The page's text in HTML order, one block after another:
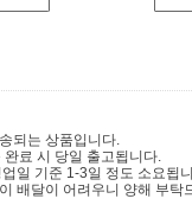
되는 상품입니다.
료 시 당일 출고됩니다.
일 기준 1-3일 정도 소요됩
배달이 어려우니 양해 부탁